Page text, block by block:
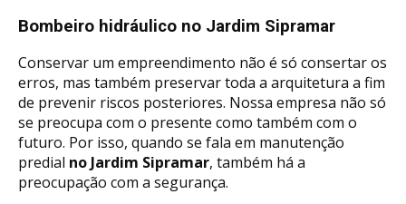
Bombeiro hidráulico no Jardim Sipramar
Conservar um empreendimento não é só consertar os
erros, mas também preservar toda a arquitetura a fim
de prevenir riscos posteriores. Nossa empresa não só
se preocupa com o presente como também com o
futuro. Por isso, quando se fala em manutenção
predial no Jardim Sipramar, também há a
preocupação com a segurança.